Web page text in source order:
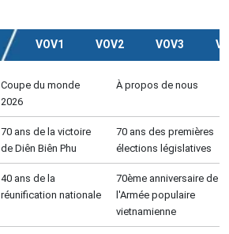
VOV1 VOV2 VOV3
Coupe du monde
2026
À propos de nous
70 ans de la victoire
de Diên Biên Phu
70 ans des premières
élections législatives
40 ans de la
réunification nationale
70ème anniversaire de
l'Armée populaire
vietnamienne